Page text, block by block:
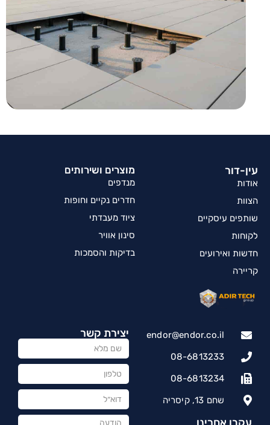
מוצרים ושירותים
מנדפים
חדרים נקיים וחופות
ציוד מעבדתי
סינון אוויר
בדיקות והסמכות
עין-דור
אודות
הצוות
שותפים עיסקיים
לקוחות
חדשות ואירועים
קריירה
יצירת קשר
endor@endor.co.il
08-6813233
08-6813234
שחם 13, קיסריה